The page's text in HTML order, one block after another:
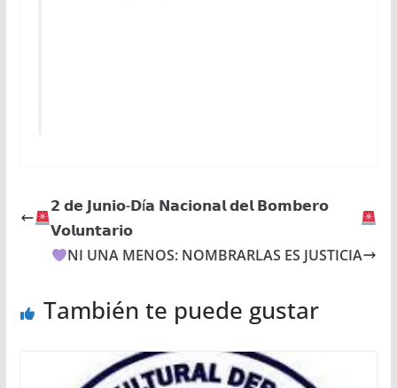
𝟮 𝗱𝗲 𝗝𝘂𝗻𝗶𝗼-𝗗í𝗮 𝗡𝗮𝗰𝗶𝗼𝗻𝗮𝗹 𝗱𝗲𝗹 𝗕𝗼𝗺𝗯𝗲𝗿𝗼
𝗩𝗼𝗹𝘂𝗻𝘁𝗮𝗿𝗶𝗼
NI UNA MENOS: NOMBRARLAS ES JUSTICIA
También te puede gustar